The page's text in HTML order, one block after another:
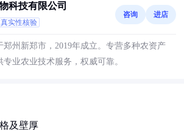
科技有限公司
实性核验
咨询 进店
州新郑市，2019年成立。专营多种农资产
业农业技术服务，权威可靠。
及壁厚